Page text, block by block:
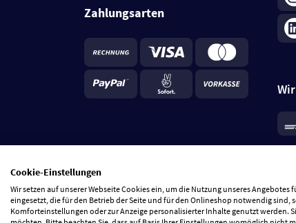
Zahlungsarten
*
je
Cookie-Einstellungen
Wir setzen auf unserer Webseite Cookies ein, um die Nutzung unseres
eingesetzt, die für den Betrieb der Seite und für den Onlineshop notwendig
Komforteinstellungen oder zur Anzeige personalisierter Inhalte genutzt werden.